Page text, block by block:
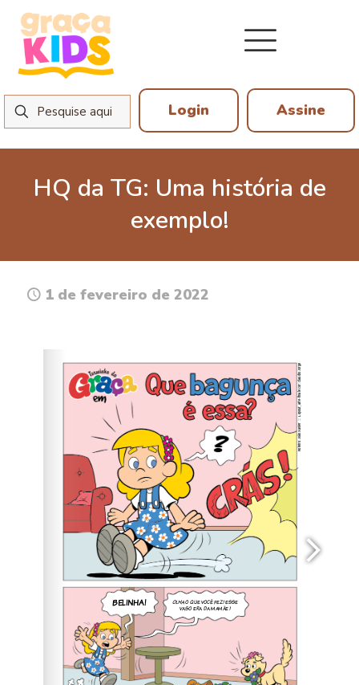
Login Assine
HQ da TG: Uma história de
exemplo!
1 de fevereiro de 2022